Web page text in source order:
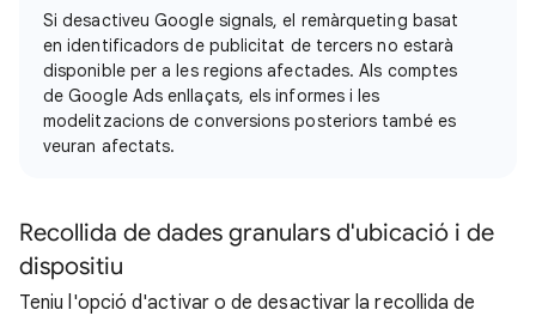
Si desactiveu Google signals, el remàrqueting basat
en identificadors de publicitat de tercers no estarà
disponible per a les regions afectades. Als comptes
de Google Ads enllaçats, els informes i les
modelitzacions de conversions posteriors també es
veuran afectats.
Recollida de dades granulars d'ubicació i de
dispositiu
Teniu l'opció d'activar o de desactivar la recollida de